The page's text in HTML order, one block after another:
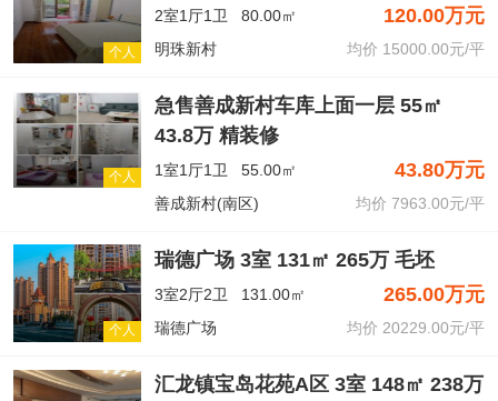
个人
2室1厅1卫 80.00㎡ 120.00万元
明珠新村 均价 15000.00元/平
个人
急售善成新村车库上面一层 55㎡
43.8万 精装修
1室1厅1卫 55.00㎡ 43.80万元
善成新村(南区) 均价 7963.00元/平
个人
瑞德广场 3室 131㎡ 265万 毛坯
3室2厅2卫 131.00㎡ 265.00万元
瑞德广场 均价 20229.00元/平
汇龙镇宝岛花苑A区 3室 148㎡ 238万